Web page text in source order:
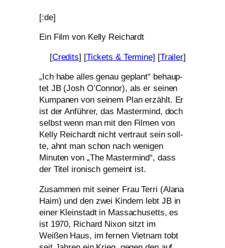
[:de]
Ein Film von Kelly Reichardt
[Credits] [Tickets &Termine] [Trailer]
„ Ich habe alles genau geplant“ behaup­
tet JB(Josh O’Connor), als er sei­nen
Kumpanen von sei­nem Plan erzählt. Er
ist der Anführer, das Mastermind, doch
selbst wenn man mit den Filmen von
Kelly Reichardt nicht ver­traut sein soll­
te, ahnt man schon nach weni­gen
Minuten von „The Mastermind“, dass
der Titel iro­nisch gemeint ist.
Zusammen mit sei­ner Frau Terri (Alana
Haim) und den zwei Kindern lebt JBin
einer Kleinstadt in Massachusetts, es
ist 1970, Richard Nixon sitzt im
Weißen Haus, im fer­nen Vietnam tobt